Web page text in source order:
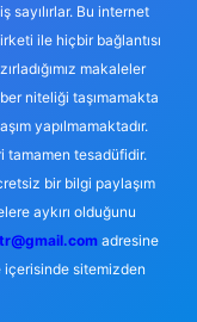
sayılırlar. Bu internet
ile hiçbir bağlantısı
makaleler
niteliği taşımamakta
yapılmamaktadır.
tamamen tesadüfidir.
bir bilgi paylaşım
aykırı olduğunu
adresine
sitemizden